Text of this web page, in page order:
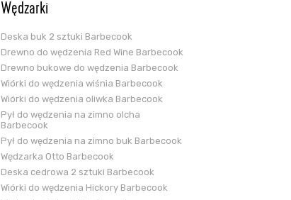
Wędzarki
Deska buk 2 sztuki Barbecook
Drewno do wędzenia Red Wine Barbecook
Drewno bukowe do wędzenia Barbecook
Wiórki do wędzenia wiśnia Barbecook
Wiórki do wędzenia oliwka Barbecook
Pył do wędzenia na zimno olcha
Barbecook
Pył do wędzenia na zimno buk Barbecook
Wędzarka Otto Barbecook
Deska cedrowa 2 sztuki Barbecook
Wiórki do wędzenia Hickory Barbecook